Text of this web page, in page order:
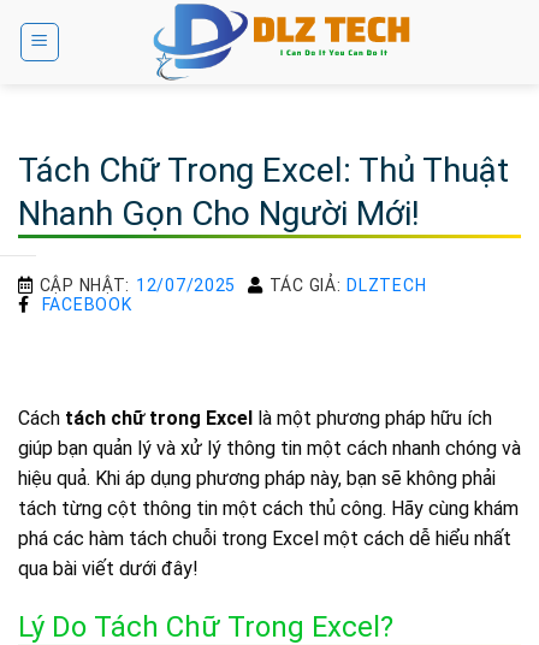
Tách Chữ Trong Excel: Thủ Thuật
Nhanh Gọn Cho Người Mới!
CẬP NHẬT: 12/07/2025 TÁC GIẢ: DLZTECH
FACEBOOK
Cách tách chữ trong Excel là một phương pháp hữu ích
giúp bạn quản lý và xử lý thông tin một cách nhanh chóng và
hiệu quả. Khi áp dụng phương pháp này, bạn sẽ không phải
tách từng cột thông tin một cách thủ công. Hãy cùng khám
phá các hàm tách chuỗi trong Excel một cách dễ hiểu nhất
qua bài viết dưới đây!
Lý Do Tách Chữ Trong Excel?